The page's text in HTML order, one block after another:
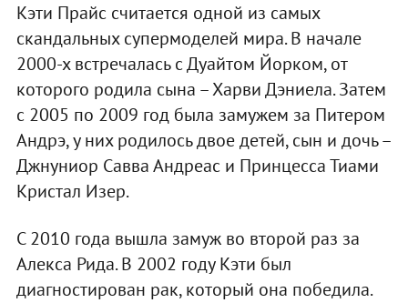
Кэти Прайс считается одной из самых
скандальных супермоделей мира. В начале
2000-х встречалась с Дуайтом Йорком, от
которого родила сына – Харви Дэниела. Затем
с 2005 по 2009 год была замужем за Питером
Андрэ, у них родилось двое детей, сын и дочь –
Джнуниор Савва Андреас и Принцесса Тиами
Кристал Изер.
С 2010 года вышла замуж во второй раз за
Алекса Рида. В 2002 году Кэти был
диагностирован рак, который она победила.